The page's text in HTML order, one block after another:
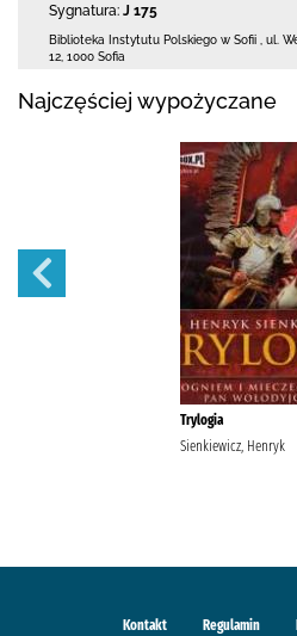
Sygnatura: J 175
Biblioteka Instytutu Polskiego w Sofii
ul.
12 1000 Sofia
Najczęściej wypożyczane
Trylogia
Sienkiewicz, Henryk
Kontakt Regulamin